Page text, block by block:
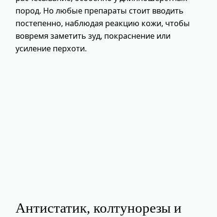
пород. Но любые препараты стоит вводить
постепенно, наблюдая реакцию кожи, чтобы
вовремя заметить зуд, покраснение или
усиление перхоти.
Антистатик, колтунорезы и